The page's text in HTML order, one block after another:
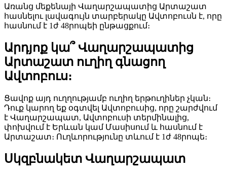
Առանց մեքենայի Վաղարշապատից Արտաշատ
հասնելու լավագույն տարբերակը Ավտոբուսն է, որը
հասնում է 1ժ 48րոպեի ընթացքում։
Արդյոք կա՞ Վաղարշապատից
Արտաշատ ուղիղ գնացող
Ավտոբուս։
Ցավոք այդ ուղղությամբ ուղիղ երթուղիներ չկան։
Դուք կարող եք օգտվել Ավտոբուսից, որը շարժվում
է Վաղարշապատ, Ավտոբուսի տերմինալից,
փոխվում է Երևան կամ Մասիսում և հասնում է
Արտաշատ։ Ուղևորությունը տևում է 1ժ 48րոպե։
Սկզբնակետ Վաղարշապատ